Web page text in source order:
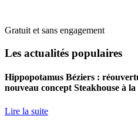
Gratuit et sans engagement
Les actualités populaires
Hippopotamus Béziers :
nouveau concept Steakhouse à
Lire la suite